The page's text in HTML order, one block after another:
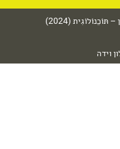
תּוֹכֵנוֹלוֹגִית (2024)
וידה